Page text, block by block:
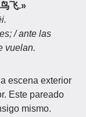
飞.»
/ ante las
vuelan.
escena exterior
Este pareado
mismo.